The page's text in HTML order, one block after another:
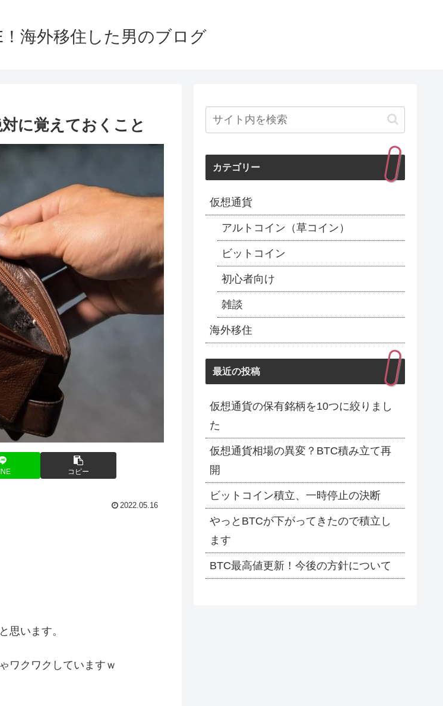
海外移住した男のブログ
に覚えておくこと
コピー
2022.05.16
思います。
ワクワクしていますｗ
カテゴリー
仮想通貨
アルトコイン（草コイン）
ビットコイン
初心者向け
雑談
海外移住
最近の投稿
仮想通貨の保有銘柄を10つに絞りまし
た
仮想通貨相場の異変？BTC積み立て再
開
ビットコイン積立、一時停止の決断
やっとBTCが下がってきたので積立し
ます
BTC最高値更新！今後の方針について